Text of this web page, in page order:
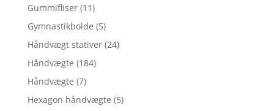
Gummifliser (11)
Gymnastikbolde (5)
Håndvægt stativer (24)
Håndvægte (184)
Håndvægte (7)
Hexagon håndvægte (5)